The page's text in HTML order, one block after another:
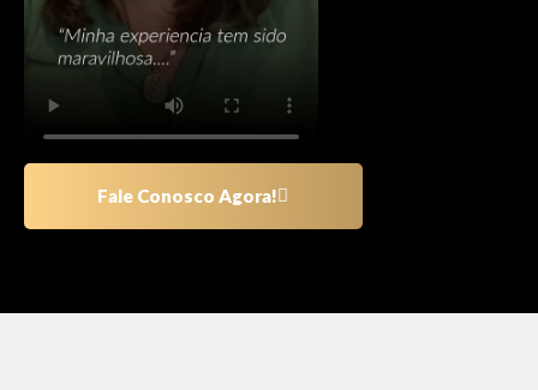
Fale Conosco Agora!